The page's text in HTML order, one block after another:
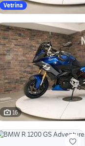
Vetrina
16